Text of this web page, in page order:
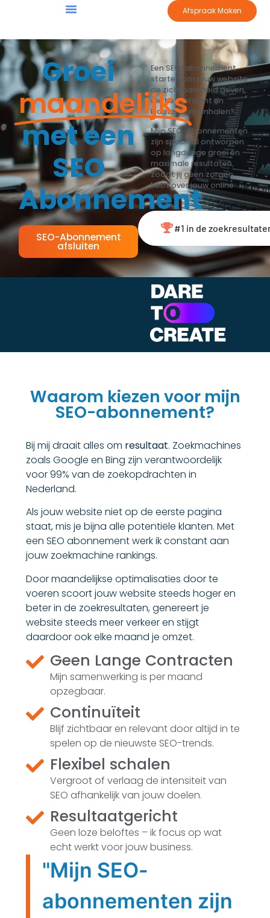
Afspraak Maken
Groei
maandelijks
met een
SEO
Abonnement
SEO-Abonnement
afsluiten
Een SEO-abonnement
starten om jouw website
de zichtbaarheid geven
die het verdient en
klanten binnenhalen?
Mijn SEO-abonnementen
zijn speciaal ontworpen
op langdurige groei en
maximale resultaten,
zodat jij geen zorgen
hebt over jouw online
vindbaarheid.
#1 in de
Waarom kiezen voor mijn
SEO-abonnement?
Bij mij draait alles om resultaat. Zoekmachines
zoals Google en Bing zijn verantwoordelijk
voor 99% van de zoekopdrachten in
Nederland.
Als jouw website niet op de eerste pagina
staat, mis je bijna alle potentiële klanten. Met
een SEO abonnement werk ik constant aan
jouw zoekmachine rankings.
Door maandelijkse optimalisaties door te
voeren scoort jouw website steeds hoger en
beter in de zoekresultaten, genereert je
website steeds meer verkeer en stijgt
daardoor ook elke maand je omzet.
Geen Lange Contracten
Mijn samenwerking is per maand
opzegbaar.
Continuïteit
Blijf zichtbaar en relevant door altijd in te
spelen op de nieuwste SEO-trends.
Flexibel schalen
Vergroot of verlaag de intensiteit van
SEO afhankelijk van jouw doelen.
Resultaatgericht
Geen loze beloftes – ik focus op wat
echt werkt voor jouw business.
"Mijn SEO-
abonnementen zijn